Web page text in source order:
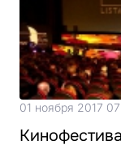
01 ноября 2017